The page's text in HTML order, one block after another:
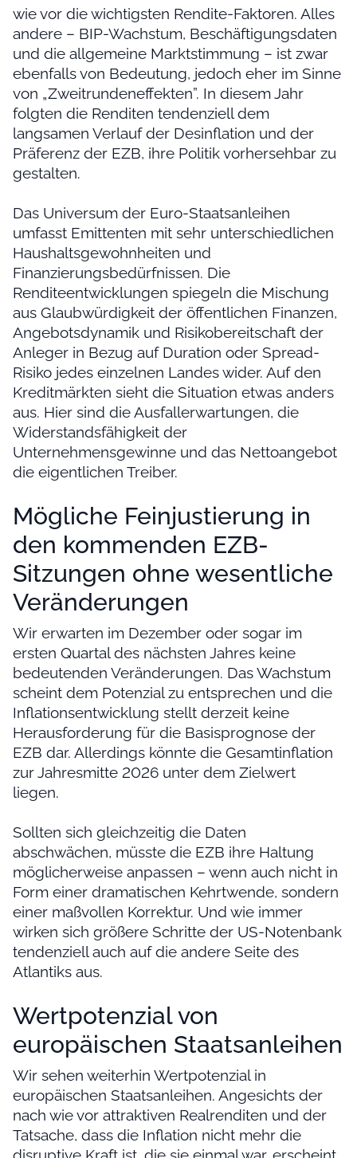
wie vor die wichtigsten Rendite-Faktoren. Alles
andere – BIP-Wachstum, Beschäftigungsdaten
und die allgemeine Marktstimmung – ist zwar
ebenfalls von Bedeutung, jedoch eher im Sinne
von „Zweitrundeneffekten”. In diesem Jahr
folgten die Renditen tendenziell dem
langsamen Verlauf der Desinflation und der
Präferenz der EZB, ihre Politik vorhersehbar zu
gestalten.
Das Universum der Euro-Staatsanleihen
umfasst Emittenten mit sehr unterschiedlichen
Haushaltsgewohnheiten und
Finanzierungsbedürfnissen. Die
Renditeentwicklungen spiegeln die Mischung
aus Glaubwürdigkeit der öffentlichen Finanzen,
Angebotsdynamik und Risikobereitschaft der
Anleger in Bezug auf Duration oder Spread-
Risiko jedes einzelnen Landes wider. Auf den
Kreditmärkten sieht die Situation etwas anders
aus. Hier sind die Ausfallerwartungen, die
Widerstandsfähigkeit der
Unternehmensgewinne und das Nettoangebot
die eigentlichen Treiber.
Mögliche Feinjustierung in
den kommenden EZB-
Sitzungen ohne wesentliche
Veränderungen
Wir erwarten im Dezember oder sogar im
ersten Quartal des nächsten Jahres keine
bedeutenden Veränderungen. Das Wachstum
scheint dem Potenzial zu entsprechen und die
Inflationsentwicklung stellt derzeit keine
Herausforderung für die Basisprognose der
EZB dar. Allerdings könnte die Gesamtinflation
zur Jahresmitte 2026 unter dem Zielwert
liegen.
Sollten sich gleichzeitig die Daten
abschwächen, müsste die EZB ihre Haltung
möglicherweise anpassen – wenn auch nicht in
Form einer dramatischen Kehrtwende, sondern
einer maßvollen Korrektur. Und wie immer
wirken sich größere Schritte der US-Notenbank
tendenziell auch auf die andere Seite des
Atlantiks aus.
Wertpotenzial von
europäischen Staatsanleihen
Wir sehen weiterhin Wertpotenzial in
europäischen Staatsanleihen. Angesichts der
nach wie vor attraktiven Realrenditen und der
Tatsache, dass die Inflation nicht mehr die